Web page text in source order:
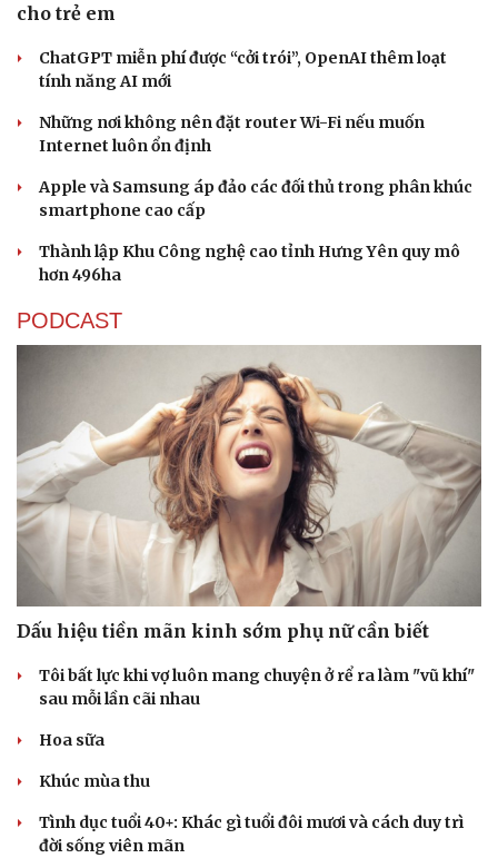
cho trẻ em
ChatGPT miễn phí được “cởi trói”, OpenAI thêm loạt
tính năng AI mới
Những nơi không nên đặt router Wi-Fi nếu muốn
Internet luôn ổn định
Apple và Samsung áp đảo các đối thủ trong phân khúc
smartphone cao cấp
Thành lập Khu Công nghệ cao tỉnh Hưng Yên quy mô
hơn 496ha
PODCAST
Dấu hiệu tiền mãn kinh sớm phụ nữ cần biết
Tôi bất lực khi vợ luôn mang chuyện ở rể ra làm "vũ khí"
sau mỗi lần cãi nhau
Hoa sữa
Khúc mùa thu
Tình dục tuổi 40+: Khác gì tuổi đôi mươi và cách duy trì
đời sống viên mãn